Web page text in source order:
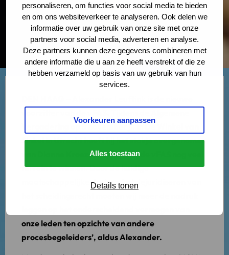
personaliseren, om functies voor social media te bieden
en om ons websiteverkeer te analyseren. Ook delen we
informatie over uw gebruik van onze site met onze
partners voor social media, adverteren en analyse.
Deze partners kunnen deze gegevens combineren met
andere informatie die u aan ze heeft verstrekt of die ze
hebben verzameld op basis van uw gebruik van hun
services.
Voorkeuren aanpassen
Alles toestaan
Details tonen
Vergadering op 8 november jl. in De Winkel van
Sinkel in Utrecht heeft hij het stokje overgenomen
van Dianne Kroezen.‘Er is voor de vFAS nog veel
terrein te winnen. Door de huidige
maatschappelijke druk op het dejuridiseren van
onze leden ten opzichte van andere
procesbegeleiders’, aldus Alexander.